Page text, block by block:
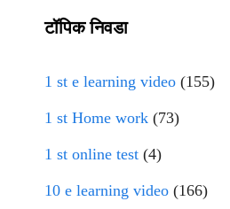
टॉपिक निवडा
1 st e learning video (155)
1 st Home work (73)
1 st online test (4)
10 e learning video (166)